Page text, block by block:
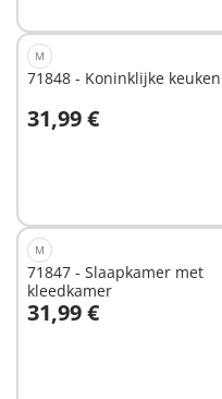
M
71848 - Koninklijke keuken
31,99 €
In winkelwagen
M
71847 - Slaapkamer met
kleedkamer
31,99 €
In winkelwagen